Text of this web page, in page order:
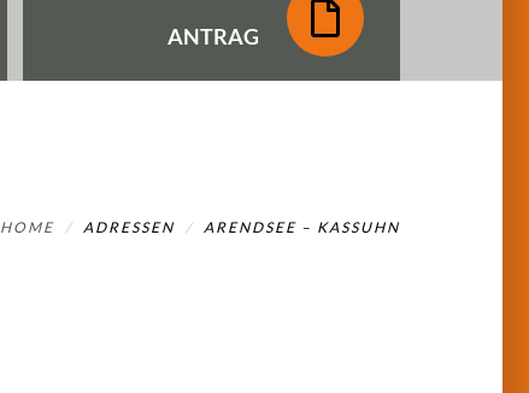
ANTRAG
HOME ADRESSEN ARENDSEE – KASSUHN